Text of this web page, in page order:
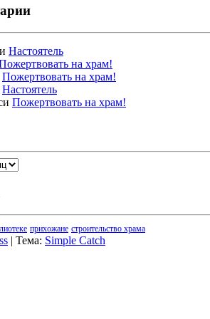
Настоятель
на храм!
Пожертвовать на храм!
Настоятель
Пожертвовать на храм!
прихожане строительство храма
| Тема: Simple Catch